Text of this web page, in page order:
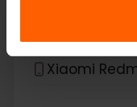
Xiaomi
Xiaomi